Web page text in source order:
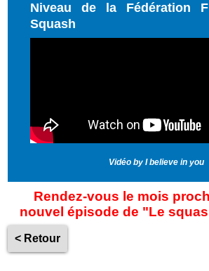
Niveau de la Fédération
Squash
Vidéo by I believe in you
Rendez-vous le mois
nouvel épisode de "Le
< Retour